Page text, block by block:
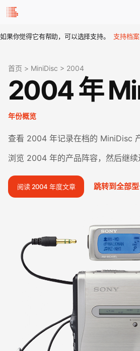
如果你觉得它有帮助，可以选择支持。 支持档案
首页 > MiniDisc > 2004
2004 年
年份概览
查看 2004 年记录在档的 MiniDisc
浏览 2004 年的产品阵容，然后继续
阅读 2004 年度文章 跳转到全部